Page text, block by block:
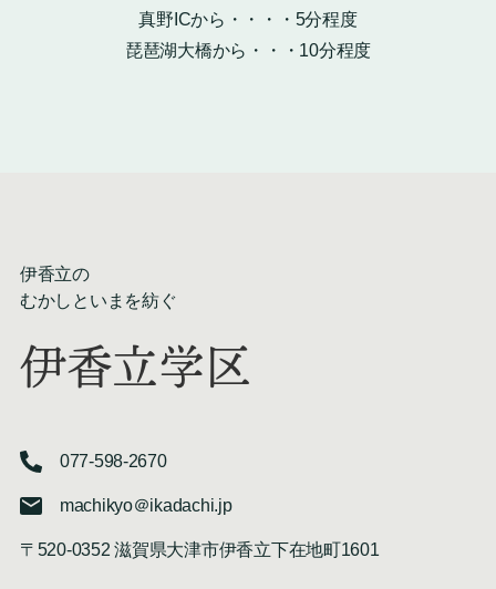
真野ICから・・・・5分程度
琵琶湖大橋から・・・10分程度
伊香立の
むかしといまを紡ぐ
伊香立学区
077-598-2670
machikyo＠ikadachi.jp
〒520-0352 滋賀県大津市伊香立下在地町1601